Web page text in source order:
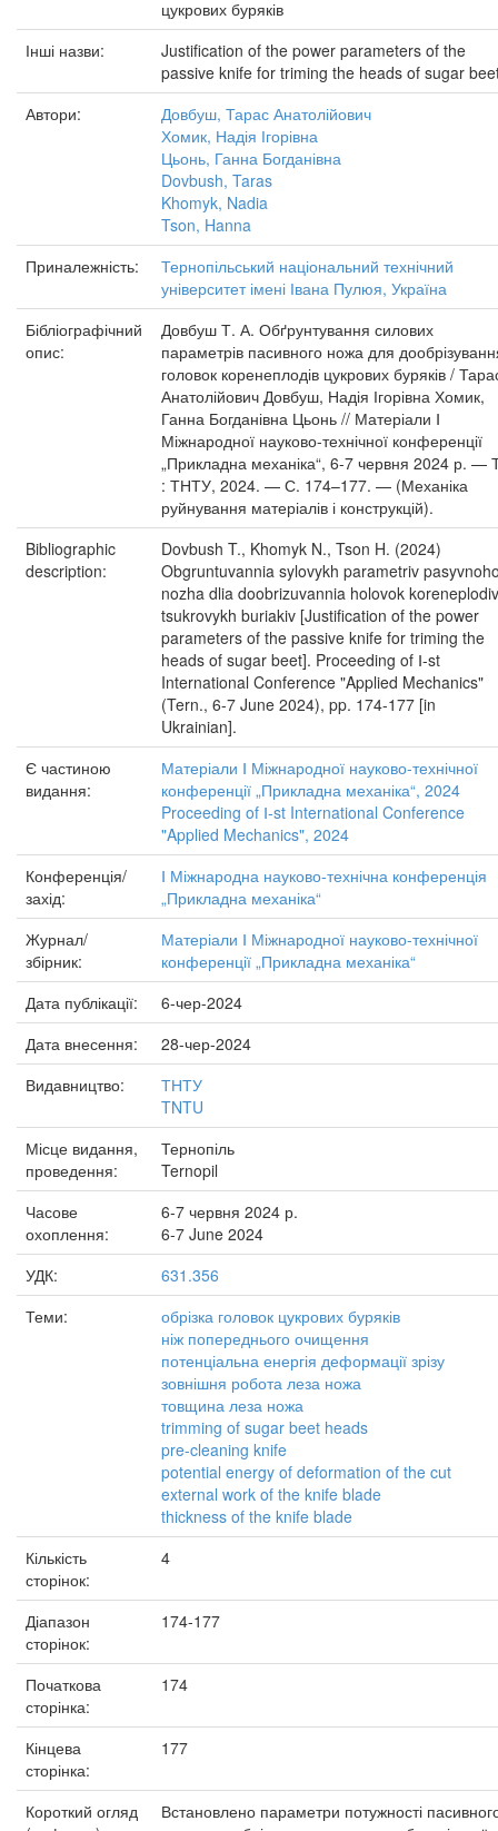
цукрових буряків
Інші назви:
Justification of the power parameters of the
passive knife for triming the heads of sugar
Автори:
Довбуш, Тарас Анатолійович
Хомик, Надія Ігорівна
Цьонь, Ганна Богданівна
Dovbush, Taras
Khomyk, Nadia
Tson, Hanna
Приналежність:
Тернопільський національний технічний
університет імені Івана Пулюя, Україна
Бібліографічний
опис:
Довбуш Т. А. Обґрунтування силових
параметрів пасивного ножа для
головок коренеплодів цукрових буряків /
Анатолійович Довбуш, Надія Ігорівна Хомик,
Ганна Богданівна Цьонь // Матеріали Ⅰ
Міжнародної науково-технічної конференції
„Прикладна механіка“, 6-7 червня 2024 р. —
: ТНТУ, 2024. — С. 174–177. — (Механіка
руйнування матеріалів і конструкцій).
Bibliographic
description:
Dovbush T., Khomyk N., Tson H. (2024)
Obgruntuvannia sylovykh parametriv
nozha dlia doobrizuvannia holovok koreneplodiv
tsukrovykh buriakiv [Justification of the power
parameters of the passive knife for triming the
heads of sugar beet]. Proceeding of Ⅰ-st
International Conference "Applied Mechanics"
(Tern., 6-7 June 2024), pp. 174-177 [in
Ukrainian].
Є частиною
видання:
Матеріали Ⅰ Міжнародної науково-технічної
конференції „Прикладна механіка“, 2024
Proceeding of Ⅰ-st International Conference
"Applied Mechanics", 2024
Конференція/
захід:
Ⅰ Міжнародна науково-технічна конференція
„Прикладна механіка“
Журнал/
збірник:
Матеріали Ⅰ Міжнародної науково-технічної
конференції „Прикладна механіка“
Дата публікації:
6-чер-2024
Дата внесення:
28-чер-2024
Видавництво:
ТНТУ
TNTU
Місце видання,
проведення:
Тернопіль
Ternopil
Часове
охоплення:
6-7 червня 2024 р.
6-7 June 2024
УДК:
631.356
Теми:
обрізка головок цукрових буряків
ніж попереднього очищення
потенціальна енергія деформації зрізу
зовнішня робота леза ножа
товщина леза ножа
trimming of sugar beet heads
pre-cleaning knife
potential energy of deformation of the cut
external work of the knife blade
thickness of the knife blade
Кількість
сторінок:
4
Діапазон
сторінок:
174-177
Початкова
сторінка:
174
Кінцева
сторінка:
177
Короткий огляд
Встановлено параметри потужності